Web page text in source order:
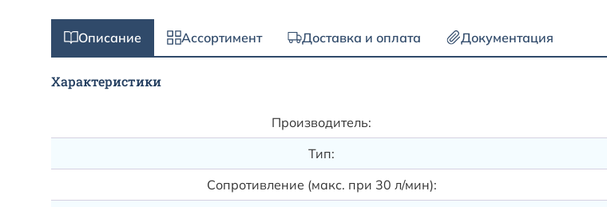
Описание Ассортимент Доставка и оплата Документация
Характеристики
Производитель:
Тип:
Сопротивление (макс. при 30 л/мин):